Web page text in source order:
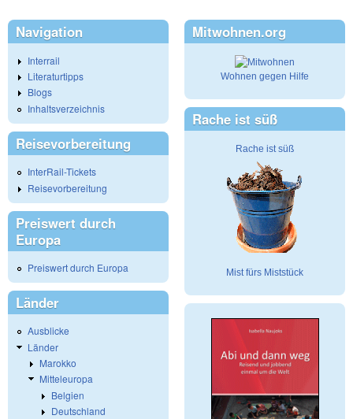
Navigation
Interrail
Literaturtipps
Blogs
Inhaltsverzeichnis
Reisevorbereitung
InterRail-Tickets
Reisevorbereitung
Preiswert durch
Europa
Preiswert durch Europa
Länder
Ausblicke
Länder
Marokko
Mitteleuropa
Belgien
Deutschland
Mitwohnen.org
Wohnen gegen Hilfe
Rache ist süß
Rache ist süß
Mist fürs Miststück